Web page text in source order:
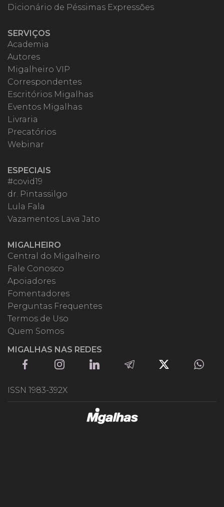
Dicionário de Péssimas Expressões
SERVIÇOS
Academia
Autores
Migalheiro VIP
Correspondentes
Escritórios Migalhas
Eventos Migalhas
Livraria
Precatórios
Webinar
ESPECIAIS
#covid19
dr. Pintassilgo
Lula Fala
Vazamentos Lava Jato
MIGALHEIRO
Central do Migalheiro
Fale Conosco
Apoiadores
Fomentadores
Perguntas Frequentes
Termos de Uso
Quem Somos
MIGALHAS NAS REDES
ISSN 1983-392X